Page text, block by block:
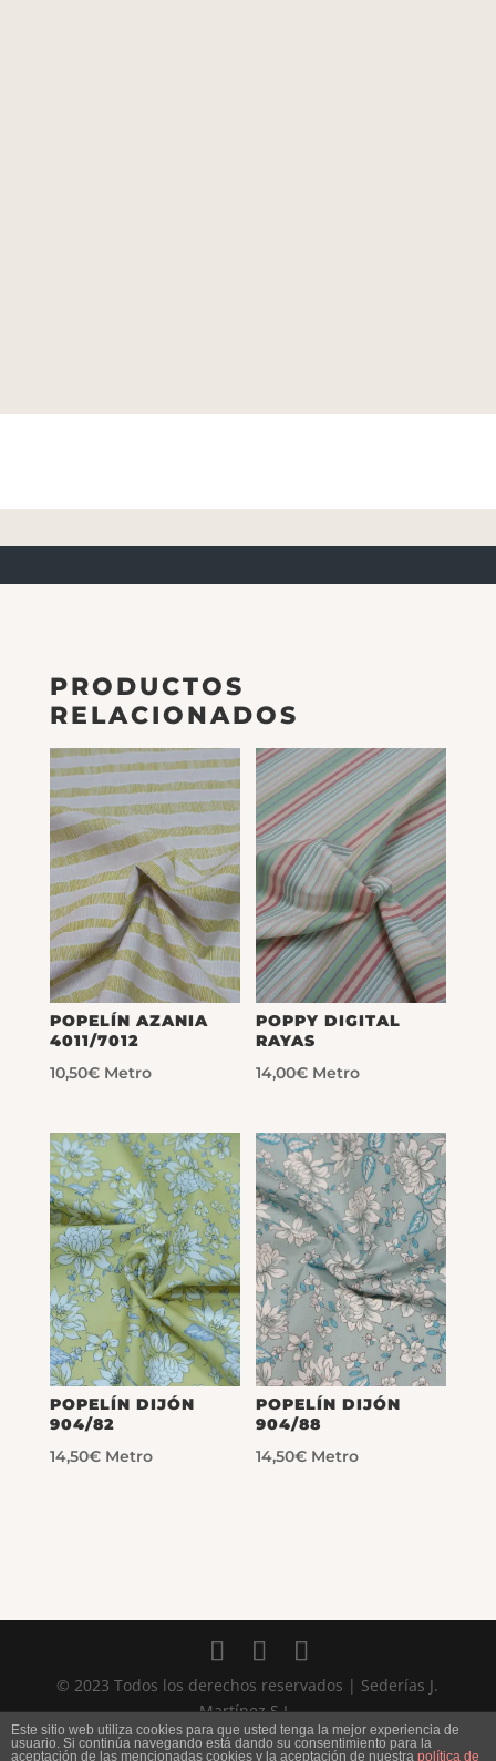
PRODUCTOS
RELACIONADOS
POPELÍN AZANIA
4011/7012
10,50€ Metro
POPPY DIGITAL
RAYAS
14,00€ Metro
POPELÍN DIJÓN
904/82
14,50€ Metro
POPELÍN DIJÓN
904/88
14,50€ Metro
© 2023 Todos los derechos reservados | Sederías J.
Martínez S.L.
Este sitio web utiliza cookies para que usted tenga la mejor experiencia de
usuario. Si continúa navegando está dando su consentimiento para la
aceptación de las mencionadas cookies y la aceptación de nuestra política de